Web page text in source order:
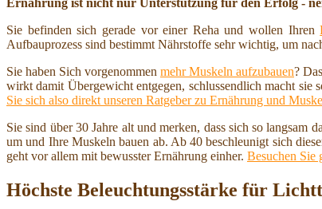
Ernährung ist nicht nur Unterstützung für den Erfolg -
Sie befinden sich gerade vor einer Reha und wollen Ihren
Aufbauprozess sind bestimmt Nährstoffe sehr wichtig, um
Sie haben Sich vorgenommen mehr Muskeln aufzubauen?
wirkt damit Übergewicht entgegen, schlussendlich macht sie
Sie sich also direkt unseren Ratgeber zu Ernährung und
Sie sind über 30 Jahre alt und merken, dass sich so langsam
um und Ihre Muskeln bauen ab. Ab 40 beschleunigt sich
geht vor allem mit bewusster Ernährung einher. Besuchen Sie
Höchste Beleuchtungsstärke für